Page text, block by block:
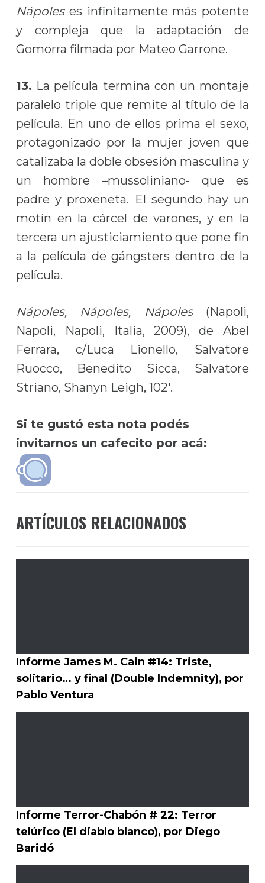
Nápoleses infinitamente más potente
y compleja que la adaptación de
Gomorra filmada por Mateo Garrone.
13. La película termina con un montaje
paralelo triple que remite al título de la
película. En uno de ellos prima el sexo,
protagonizado por la mujer joven que
catalizaba la doble obsesión masculina y
un hombre –mussoliniano- que es
padre y proxeneta. El segundo hay un
motín en la cárcel de varones, y en la
tercera un ajusticiamiento que pone fin
a la película de gángsters dentro de la
película.
Nápoles, Nápoles, Nápoles(Napoli,
Napoli, Napoli, Italia, 2009), de Abel
Ferrara, c/Luca Lionello, Salvatore
Ruocco, Benedito Sicca, Salvatore
Striano, Shanyn Leigh, 102′.
Si te gustó esta nota podés
invitarnos un cafecito por acá:
ARTÍCULOS RELACIONADOS
Informe James M. Cain #14: Triste,
solitario… y final (Double Indemnity), por
Pablo Ventura
Informe Terror-Chabón # 22: Terror
telúrico (El diablo blanco), por Diego
Baridó